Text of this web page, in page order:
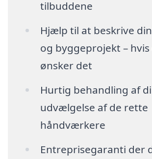
tilbuddene
Hjælp til at beskrive
og byggeprojekt – hvis
ønsker det
Hurtig behandling af
udvælgelse af de rette
håndværkere
Entreprisegaranti der